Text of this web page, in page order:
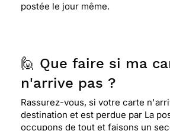
postée le jour même.
🙋 Que faire si ma
n'arrive pas ?
Rassurez-vous, si votre carte
destination et est perdue par La
occupons de tout et faisons un